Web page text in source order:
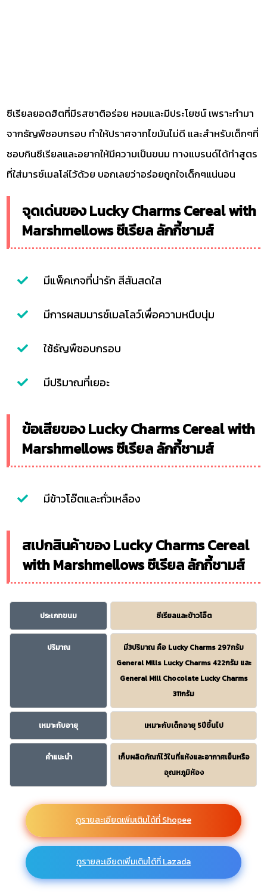
ซีเรียลยอดฮิตที่มีรสชาติอร่อย หอมและมีประโยชน์ เพราะทำมา
จากธัญพืชอบกรอบ ทำให้ปราศจากไขมันไม่ดี และสำหรับเด็กๆที่
ชอบกินซีเรียลและอยากให้มีความเป็นขนม ทางแบรนด์ได้ทำสูตร
ที่ใส่มารช์เมลโล่ไว้ด้วย บอกเลยว่าอร่อยถูกใจเด็กๆแน่นอน
จุดเด่นของ Lucky Charms Cereal with
Marshmellows ซีเรียล ลักกี้ชามส์
มีแพ็คเกจที่น่ารัก สีสันสดใส
มีการผสมมารช์เมลโลว์เพื่อความหนึบนุ่ม
ใช้ธัญพืชอบกรอบ
มีปริมาณที่เยอะ
ข้อเสียของ Lucky Charms Cereal with
Marshmellows ซีเรียล ลักกี้ชามส์
มีข้าวโอ๊ตและถั่วเหลือง
สเปกสินค้าของ Lucky Charms Cereal
with Marshmellows ซีเรียล ลักกี้ชามส์
ประเภทขนม ซีเรียลและข้าวโอ๊ต
ปริมาณ
มี3ปริมาณ คือ Lucky Charms 297กรัม
General Mills Lucky Charms 422กรัม และ
General Mill Chocolate Lucky Charms
311กรัม
เหมาะกับอายุ เหมาะกับเด็กอายุ 5ปีขึ้นไป
คำแนะนำ
เก็บผลิตภัณฑ์ไว้ในที่แห้งและอากาศเย็นหรือ
อุณหภูมิห้อง
ดูรายละเอียดเพิ่มเติมได้ที่ Shopee
ดูรายละเอียดเพิ่มเติมได้ที่ Lazada